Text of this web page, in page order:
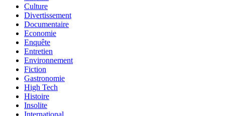
Culture
Divertissement
Documentaire
Economie
Enquête
Entretien
Environnement
Fiction
Gastronomie
High Tech
Histoire
Insolite
International